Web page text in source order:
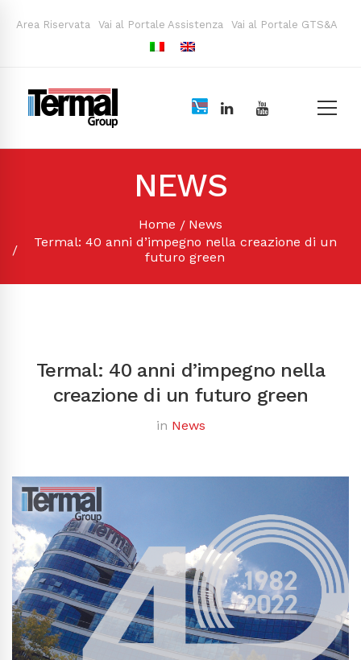
Area Riservata Vai al Portale Assistenza Vai al Portale GTS&A
NEWS
Home
News
Termal: 40 anni d’impegno nella creazione di un
futuro green
Termal: 40 anni d’impegno nella
creazione di un futuro green
in News